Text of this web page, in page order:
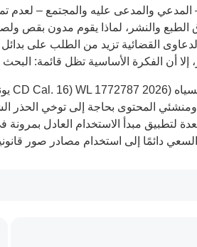
المدعي والمدعى عليه والمجتمع – لعدم
والنشر، لماذا يقوم مدون بقص
القضائية تزيد من الطلب على
إلا أن الفكرة الأساسية تظل قائمة:
ومنشئي المحتوى بحاجة إلى توخي
مبدأ الاستخدام العادل بمرونة
دائمًا إلى استخدام مصادر صور